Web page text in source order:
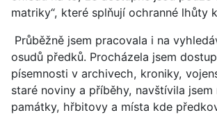
matriky“, které splňují ochranné lhůty
Průběžně jsem pracovala i na
osudů předků. Procházela jsem
písemnosti v archivech, kroniky,
staré noviny a příběhy, navštívila jsem
památky, hřbitovy a místa kde